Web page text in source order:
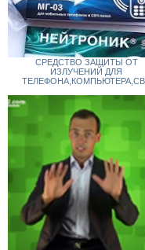
СРЕДСТВО ЗАЩИТЫ ОТ
ИЗЛУЧЕНИЙ ДЛЯ